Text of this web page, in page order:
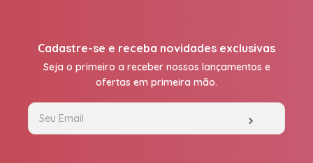
Cadastre-se e receba novidades exclusivas
Seja o primeiro a receber nossos lançamentos e
ofertas em primeira mão.